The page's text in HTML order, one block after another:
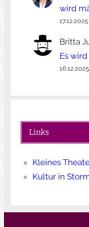
wird
17.12.2025
Britta
Es
16.12.2025
Links
Kleines
Kultur in